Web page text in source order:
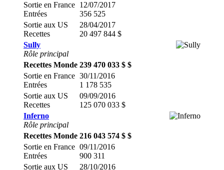
Sortie en France
Entrées
12/07/2017
356 525
Sortie aux US
Recettes
28/04/2017
20 497 844 $
Sully
Rôle principal
Recettes Monde 239 470 033 $ $
Sortie en France
Entrées
30/11/2016
1 178 535
Sortie aux US
Recettes
09/09/2016
125 070 033 $
Inferno
Rôle principal
Recettes Monde 216 043 574 $ $
Sortie en France
Entrées
09/11/2016
900 311
Sortie aux US
28/10/2016